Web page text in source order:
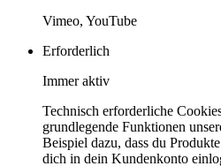
Vimeo, YouTube
Erforderlich
Immer aktiv
Technisch erforderliche
grundlegende Funktionen
Beispiel dazu, dass du
dich in dein Kundenkonto